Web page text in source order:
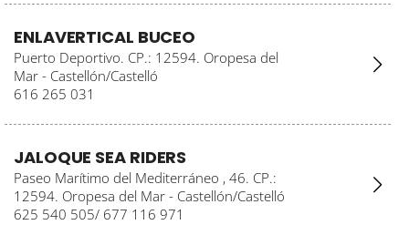
ENLAVERTICAL BUCEO
Puerto Deportivo. CP.: 12594. Oropesa del
Mar - Castellón/Castelló
616 265 031
JALOQUE SEA RIDERS
Paseo Marítimo del Mediterráneo , 46. CP.:
12594. Oropesa del Mar - Castellón/Castelló
625 540 505/ 677 116 971